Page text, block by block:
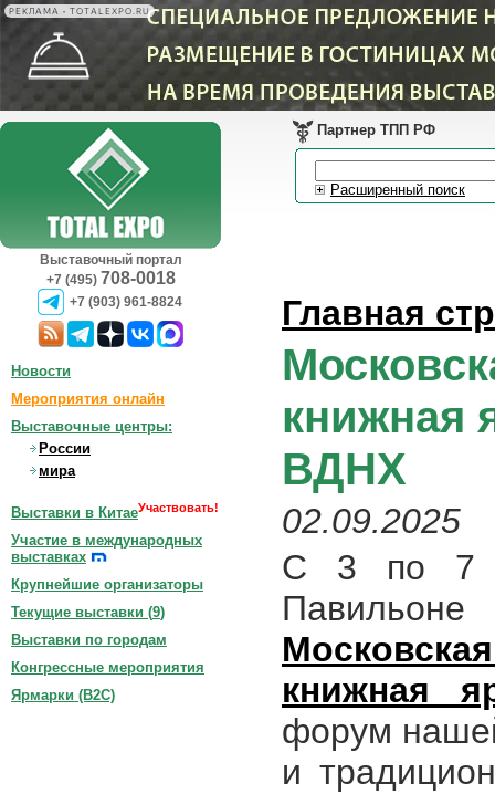
РЕКЛАМА • TOTALEXPO.RU
Выставочный портал
+7 (495) 708-0018
+7 (903) 961-8824
Партнер ТПП РФ
Расширенный поиск
Главная
книжная
ВДНХ
02.09.2025
С 3 по 7
книжная
форум
и
Новости
Мероприятия онлайн
Выставочные центры:
России
мира
Выставки в КитаеУчаствовать!
Участие в международных
выставках
Крупнейшие организаторы
Текущие выставки (9)
Выставки по городам
Конгрессные мероприятия
Ярмарки (B2C)